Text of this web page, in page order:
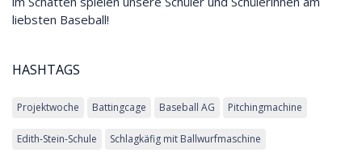
liebsten Baseball!
HASHTAGS
Projektwoche Battingcage Baseball AG Pitchingmachine
Edith-Stein-Schule Schlagkäfig mit Ballwurfmaschine